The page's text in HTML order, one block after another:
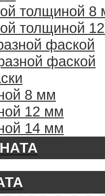
толщиной 8
толщиной
фаской
фаской
8 мм
12 мм
14 мм